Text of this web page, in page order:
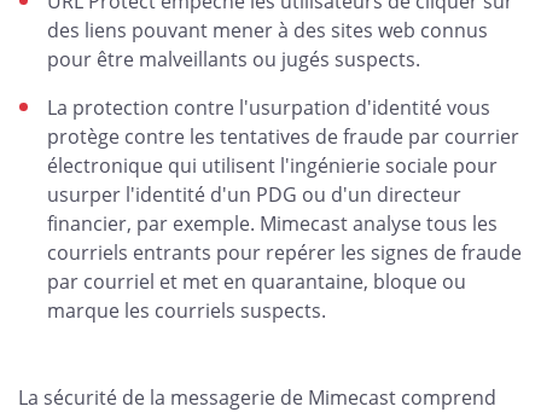
des liens pouvant mener à des sites web connus
pour être malveillants ou jugés suspects.
La protection contre l'usurpation d'identité vous
protège contre les tentatives de fraude par courrier
électronique qui utilisent l'ingénierie sociale pour
usurper l'identité d'un PDG ou d'un directeur
financier, par exemple. Mimecast analyse tous les
courriels entrants pour repérer les signes de fraude
par courriel et met en quarantaine, bloque ou
marque les courriels suspects.
La sécurité de la messagerie de Mimecast comprend